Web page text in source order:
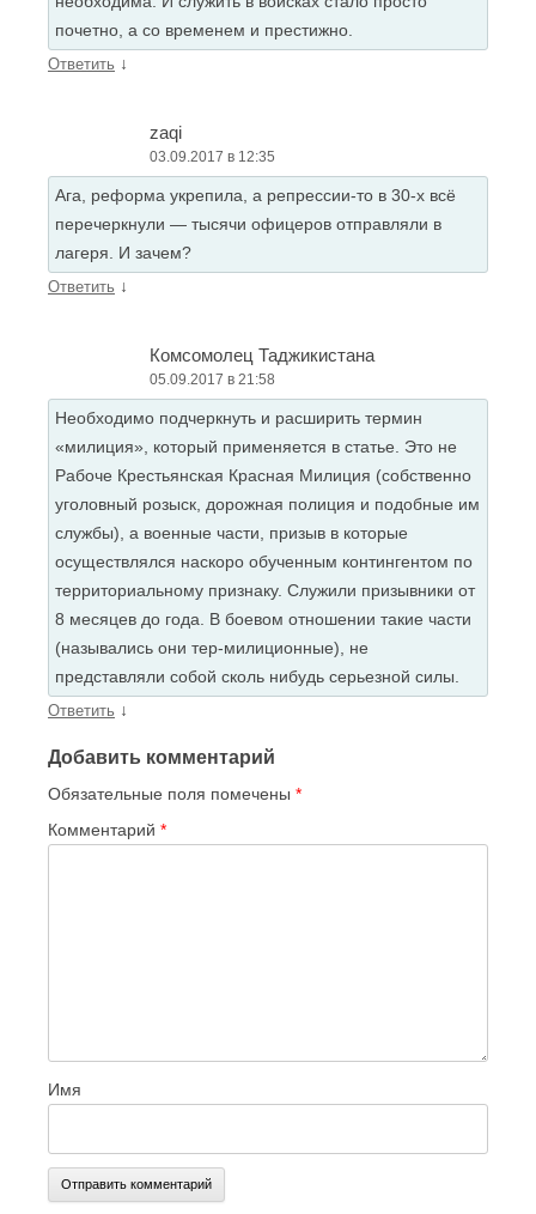
почетно, а со временем и престижно.
Ответить ↓
zaqi
03.09.2017 в 12:35
Ага, реформа укрепила, а репрессии-то в 30-х всё
перечеркнули — тысячи офицеров отправляли в
лагеря. И зачем?
Ответить ↓
Комсомолец Таджикистана
05.09.2017 в 21:58
Необходимо подчеркнуть и расширить термин
«милиция», который применяется в статье. Это не
Рабоче Крестьянская Красная Милиция (собственно
уголовный розыск, дорожная полиция и подобные им
службы), а военные части, призыв в которые
осуществлялся наскоро обученным контингентом по
территориальному признаку. Служили призывники от
8 месяцев до года. В боевом отношении такие части
(назывались они тер-милиционные), не
представляли собой сколь нибудь серьезной силы.
Ответить ↓
Добавить комментарий
Обязательные поля помечены *
Комментарий *
Имя